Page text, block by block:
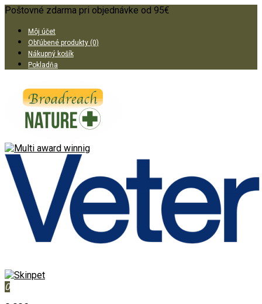
Poštovné zdarma pri objednávke od 95€
Môj účet
Obľúbené produkty (0)
Nákupný košík
Pokladňa
0